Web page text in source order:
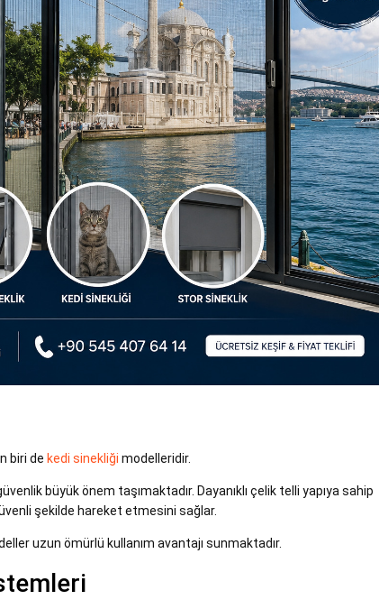
biri de kedi sinekliği modelleridir.
büyük önem taşımaktadır. Dayanıklı çelik telli yapıya sahip
şekilde hareket etmesini sağlar.
uzun ömürlü kullanım avantajı sunmaktadır.